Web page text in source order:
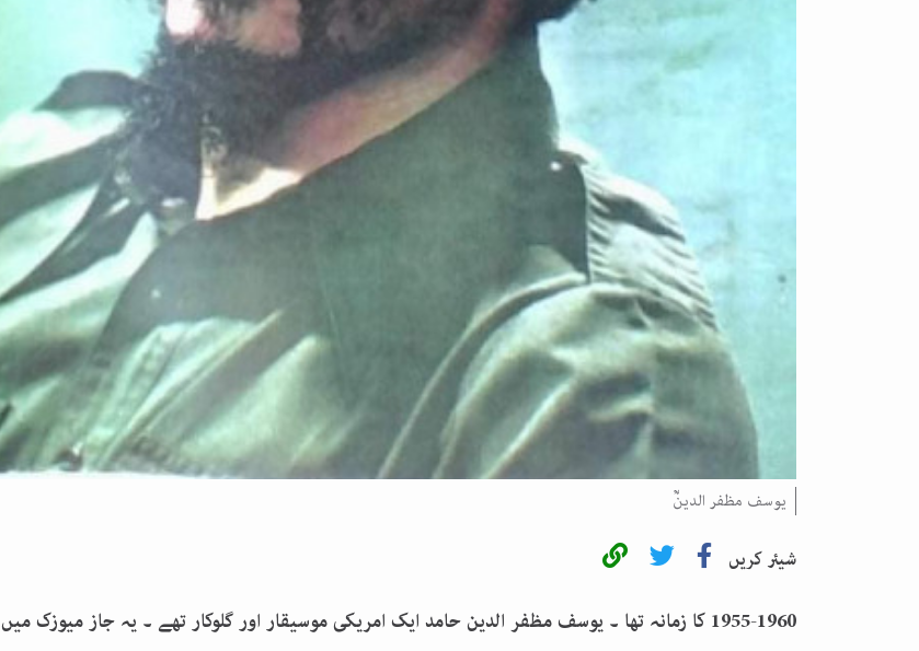
یوسف مظفر الدینؒ
شیئر کریں
1955-1960 کا زمانہ تھا ۔ یوسف مظفر الدین حامد ایک امریکی موسیقار اور گلوکار تھے ۔ یہ جاز میوزک میں